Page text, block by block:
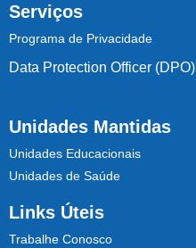
Serviços
Programa de Privacidade
Data Protection Officer (DPO)
Unidades Mantidas
Unidades Educacionais
Unidades de Saúde
Links Úteis
Trabalhe Conosco